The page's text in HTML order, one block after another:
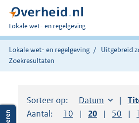
U
bent
hier:
Lokale wet- en regelgeving
Lokale wet- en regelgeving
Uitgebreid
Zoekresultaten
Sorteer op: Sorteer op:
Datum aflopend
Aantal:
Toon
10 resultaten per
Toon
20 Toon
50